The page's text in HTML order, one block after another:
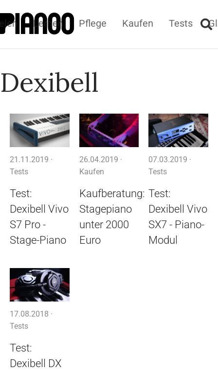
Lernen Pflege Kaufen Tests
Dexibell
21.11.2019 ·
Tests
Test:
Dexibell Vivo
S7 Pro -
Stage-Piano
26.04.2019 ·
Kaufen
Kaufberatung:
Stagepiano
unter 2000
Euro
07.03.2019 ·
Tests
Test:
Dexibell Vivo
SX7 - Piano-
Modul
17.08.2018 ·
Tests
Test:
Dexibell DX